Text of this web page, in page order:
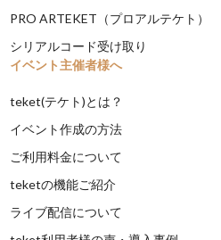
PRO ARTEKET（プロアルテケト）
シリアルコード受け取り
イベント主催者様へ
teket(テケト)とは？
イベント作成の方法
ご利用料金について
teketの機能ご紹介
ライブ配信について